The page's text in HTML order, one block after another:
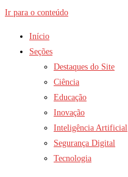
Ir para o conteúdo
Início
Seções
Destaques do Site
Ciência
Educação
Inovação
Inteligência Artificial
Segurança Digital
Tecnologia